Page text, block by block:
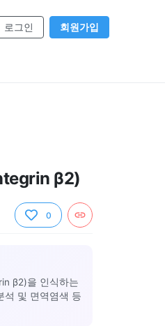
로그인 회원가입
β2)
0
β2)을 인식하는
석 및 면역염색 등